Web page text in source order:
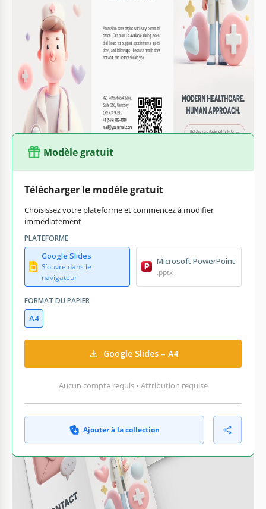
Statistiques d’utilisation
7 téléchargements ce mois-ci
Caractéristiques principales de ce modèle
Type de pliage
Trifold Brochure & Dépliants Modèles
Style
Modèle gratuit
Télécharger le modèle gratuit
Choisissez votre plateforme et commencez à modifier
immédiatement
PLATEFORME
Google Slides
S’ouvre dans le
navigateur
Microsoft PowerPoint
.pptx
FORMAT DU PAPIER
A4
Google Slides – A4
Aucun compte requis • Attribution requise
Ajouter à la collection
CE QUI EST INCLUS
Sections éditables pour personnalisation facile